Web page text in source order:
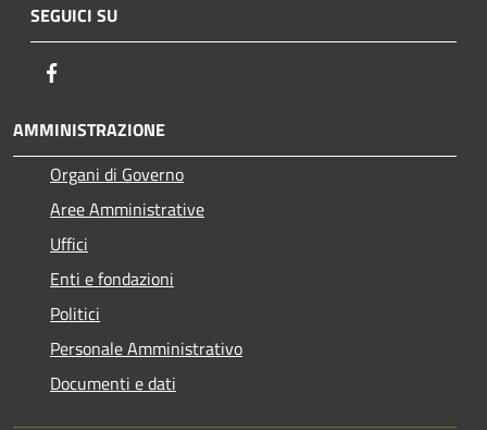
SEGUICI SU
AMMINISTRAZIONE
Organi di Governo
Aree Amministrative
Uffici
Enti e fondazioni
Politici
Personale Amministrativo
Documenti e dati